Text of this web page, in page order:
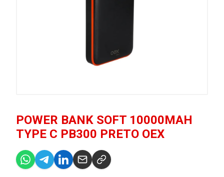
POWER BANK SOFT 10000MAH
TYPE C PB300 PRETO OEX